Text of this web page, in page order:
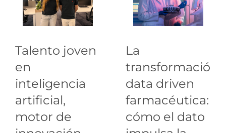
Talento joven
en
inteligencia
artificial,
motor de
La
transformación
data driven
farmacéutica:
cómo el dato